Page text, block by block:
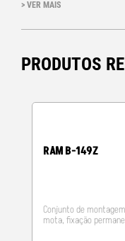
RAM B-149ZA,
> VER MAIS
PRODUTOS
RAM B-149Z
Conjunto de
mota, fixação